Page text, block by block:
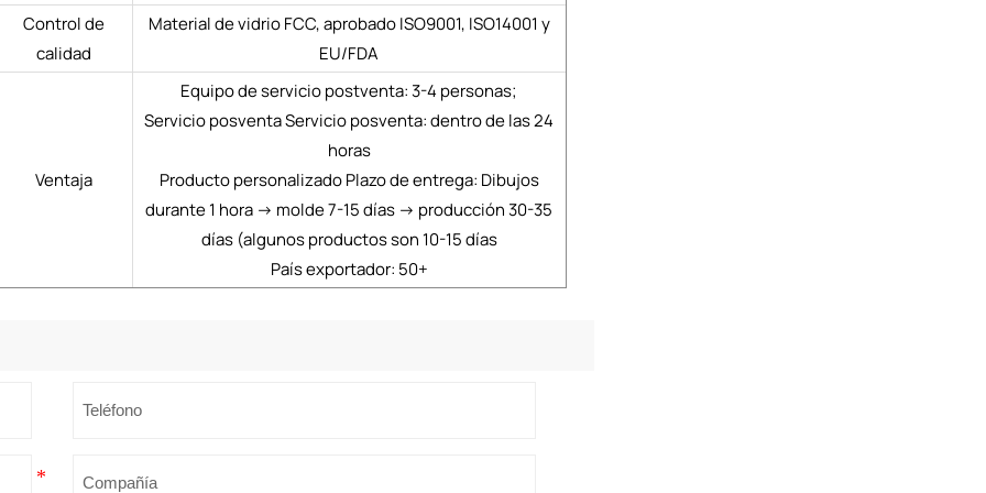
Control de
calidad
Material de vidrio FCC, aprobado ISO9001, ISO14001 y
EU/FDA
Ventaja
Equipo de servicio postventa: 3-4 personas;
Servicio posventa Servicio posventa: dentro de las 24
horas
Producto personalizado Plazo de entrega: Dibujos
durante 1 hora → molde 7-15 días → producción 30-35
días (algunos productos son 10-15 días
País exportador: 50+